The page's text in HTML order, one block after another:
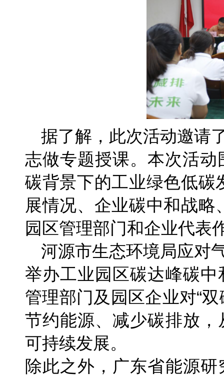
据了解，此次活动邀请
志做专题授课。本次活动
碳背景下的工业绿色低碳
展情况、企业碳中和战略
园区管理部门和企业代表
河源市生态环境局应对
举办工业园区碳达峰碳
管理部门及园区企业对“
节约能源、减少碳排放
可持续发展。
除此之外，广东省能源